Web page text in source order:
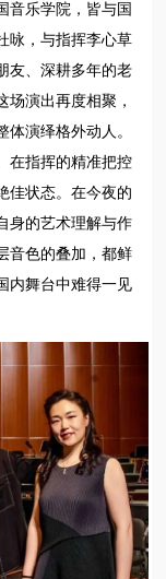
音乐学院，皆与国
咏，与指挥李心草
友、深耕多年的老
场演出再度相聚，
演绎格外动人。
在指挥的精准把控
佳状态。在今夜的
身的艺术理解与作
音色的叠加，都鲜
内舞台中难得一见